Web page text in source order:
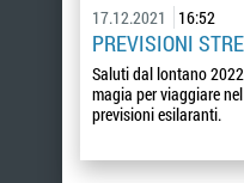
17.12.2021 16:52
PREVISIONI
Saluti dal lontano
magia per viaggiare
previsioni esilaranti.